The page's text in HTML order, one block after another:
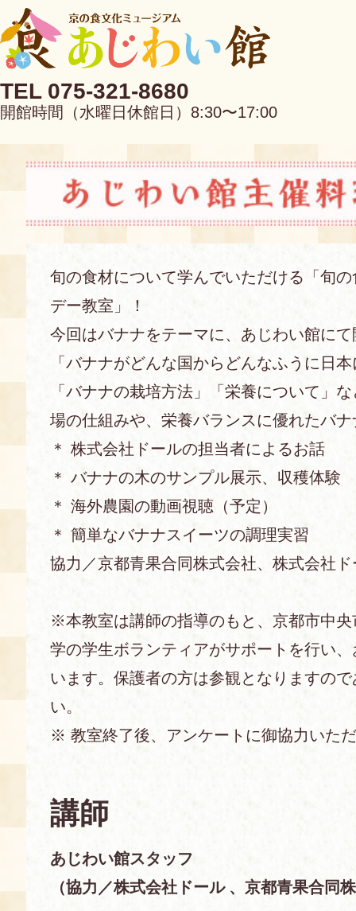
TEL 075-321-8680
開館時間（水曜日休館日）8:30〜17:00
EN 中文
当館について
あじわい館とは
京の食文化について
アクセス
FAQ
料理教室
募集中の教室
キャンセル・ご変更
食の海援隊・陸援隊 会員限定
展示室
お土産コーナー
レンタル
備品リスト
空き状況・ご予約
使用料・お支払い方法
講演会付き料理教室
旬の食材について学んでいただける「旬
デー教室」！
今回はバナナをテーマに、あじわい館に
「バナナがどんな国からどんなふうに日
「バナナの栽培方法」「栄養について」
場の仕組みや、栄養バランスに優れたバ
＊ 株式会社ドールの担当者によるお話
＊ バナナの木のサンプル展示、収穫体験
＊ 海外農園の動画視聴（予定）
＊ 簡単なバナナスイーツの調理実習
協力／京都青果合同株式会社、株式会社ド
※本教室は講師の指導のもと、京都市中
学の学生ボランティアがサポートを行い
います。保護者の方は参観となりますの
い。
※ 教室終了後、アンケートに御協力いた
講師
あじわい館スタッフ
（協力／株式会社ドール 、京都青果合同